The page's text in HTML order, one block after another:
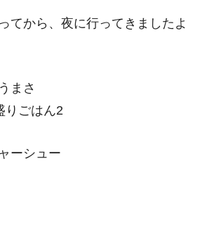
てから、夜に行ってきましたよ
まさ
りごはん2
ーシュー